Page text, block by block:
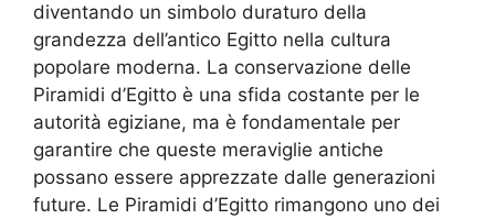
diventando un simbolo duraturo della
grandezza dell’antico Egitto nella cultura
popolare moderna. La conservazione delle
Piramidi d’Egitto è una sfida costante per le
autorità egiziane, ma è fondamentale per
garantire che queste meraviglie antiche
possano essere apprezzate dalle generazioni
future. Le Piramidi d’Egitto rimangono uno dei